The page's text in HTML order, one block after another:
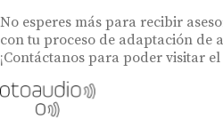
No esperes más para recibir
con tu proceso de adaptación de
¡Contáctanos para poder visitar